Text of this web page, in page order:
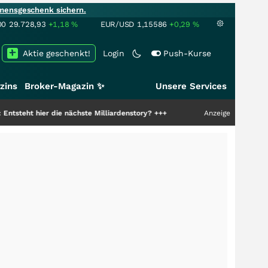
sichern.
29.728,93 +1,18% EUR/USD 1,15586 +0,29 %
Login Push-Kurse
Aktie geschenkt!
Broker-Magazin ✨ Unsere Services
die nächste Milliardenstory?+++ Anzeige